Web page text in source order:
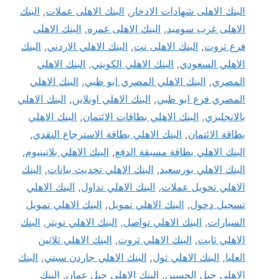
البنك الاهلى شهادات الادخار , البنك الاهلى عملات, البنك
الاهلى غرب سوميد, البنك الاهلى غمره, البنك الاهلى
فرع ثروت, البنك الاهلى نت, البنك الاهلي الاردني, البنك
الاهلي السعودي, البنك الاهلي الكويتي, البنك الاهلي
المصري, البنك الاهلي المصري ابو ظبي, البنك الاهلي
المصري فرع ابو ظبي, البنك الاهلي اونلاين, البنك الاهلي
بالانجليزي, البنك الاهلي بطاقات الائتمان, البنك الاهلي
بطاقة الائتمان, البنك الاهلي بطاقة الاسترجاع النقدي,
البنك الاهلي بطاقة مسبقة الدفع, البنك الاهلي بلاتينيوم,
البنك الاهلي بورسعيد, البنك الاهلي تحديث بيانات, البنك
الاهلي تحويل عملات, البنك الاهلي تداول, البنك الاهلي
تسجيل دخول, البنك الاهلي تمويل, البنك الاهلي تمويل
السيارات, البنك الاهلي تواصل, البنك الاهلي تويتر , البنك
الاهلي ثابت, البنك الاهلي ثروت, البنك الاهلي ثلاثين
العليا, البنك الاهلي ثول, البنك الاهلي جاردن سيتي, البنك
الاهلي جبل الحسين, البنك الاهلي جبل عمان, البنك